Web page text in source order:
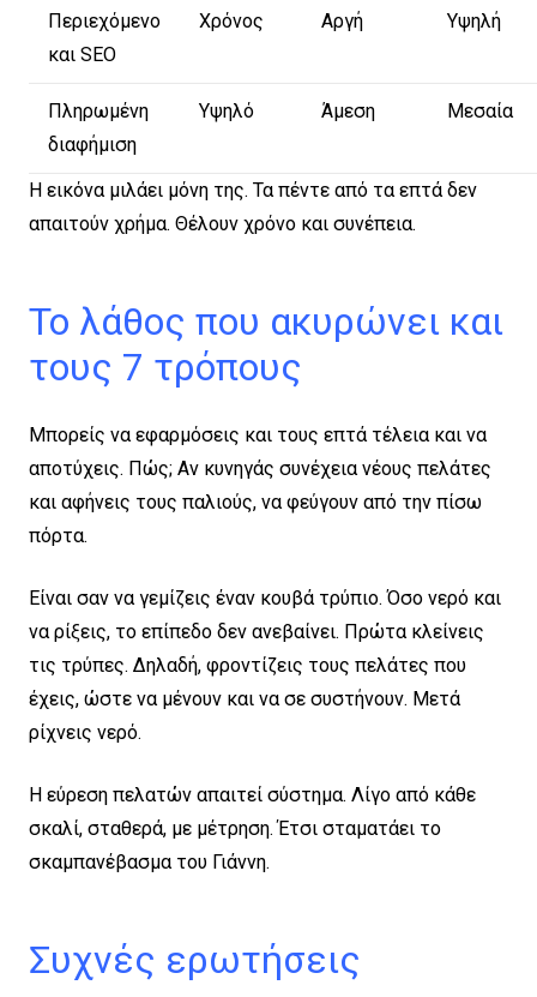
Περιεχόμενο
και SEO
Χρόνος Αργή Υψηλή
Πληρωμένη
διαφήμιση
Υψηλό Άμεση Μεσαία
Η εικόνα μιλάει μόνη της. Τα πέντε από τα επτά δεν
απαιτούν χρήμα. Θέλουν χρόνο και συνέπεια.
Το λάθος που ακυρώνει και
τους 7 τρόπους
Μπορείς να εφαρμόσεις και τους επτά τέλεια και να
αποτύχεις. Πώς; Αν κυνηγάς συνέχεια νέους πελάτες
και αφήνεις τους παλιούς, να φεύγουν από την πίσω
πόρτα.
Είναι σαν να γεμίζεις έναν κουβά τρύπιο. Όσο νερό και
να ρίξεις, το επίπεδο δεν ανεβαίνει. Πρώτα κλείνεις
τις τρύπες. Δηλαδή, φροντίζεις τους πελάτες που
έχεις, ώστε να μένουν και να σε συστήνουν. Μετά
ρίχνεις νερό.
Η εύρεση πελατών απαιτεί σύστημα. Λίγο από κάθε
σκαλί, σταθερά, με μέτρηση. Έτσι σταματάει το
σκαμπανέβασμα του Γιάννη.
Συχνές ερωτήσεις